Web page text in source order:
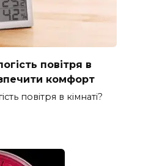
повітря в
комфорт
повітря в кімнаті?